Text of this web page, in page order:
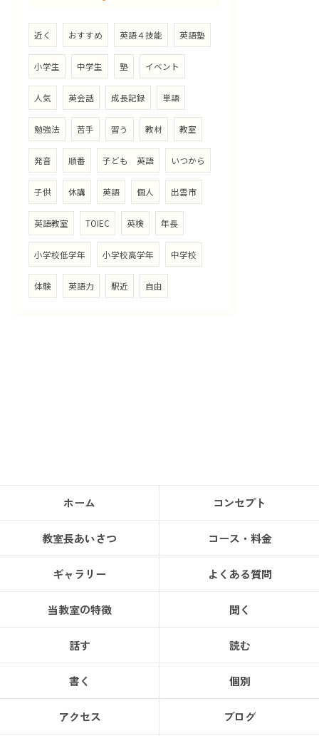
近く おすすめ 英語４技能 英語塾
小学生 中学生 塾 イベント
人気 英会話 成長記録 単語
勉強法 苦手 習う 教材 教室
発音 順番 子ども 英語 いつから
子供 休講 英語 個人 出雲市
英語教室 TOIEC 英検 年長
小学校低学年 小学校高学年 中学校
体験 英語力 駅近 自由
ホーム コンセプト
教室長あいさつ コース・料金
ギャラリー よくある質問
当教室の特徴 聞く
話す 読む
書く 個別
アクセス ブログ